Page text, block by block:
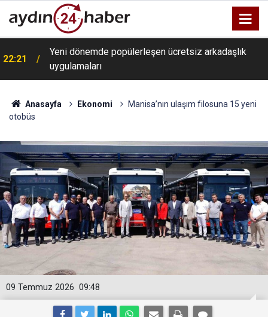
22:21
Yeni dönemde popülerleşen ücretsiz arkadaşlık
uygulamaları
Anasayfa Ekonomi
Manisa’nın ulaşım filosuna 15 yeni
otobüs
09:48
09 Temmuz 2026